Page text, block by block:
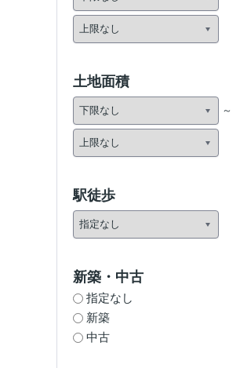
土地面積
駅徒歩
新築・中古
指定なし
新築
中古